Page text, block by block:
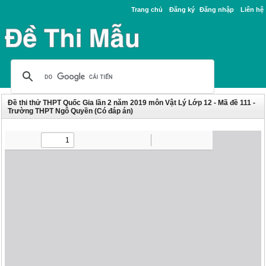
Trang chủ Đăng ký Đăng nhập Liên hệ
Đề thi thử THPT Quốc Gia lần 2 năm 2019 môn Vật Lý Lớp 12 - Mã đề 111 -
Trường THPT Ngô Quyền (Có đáp án)